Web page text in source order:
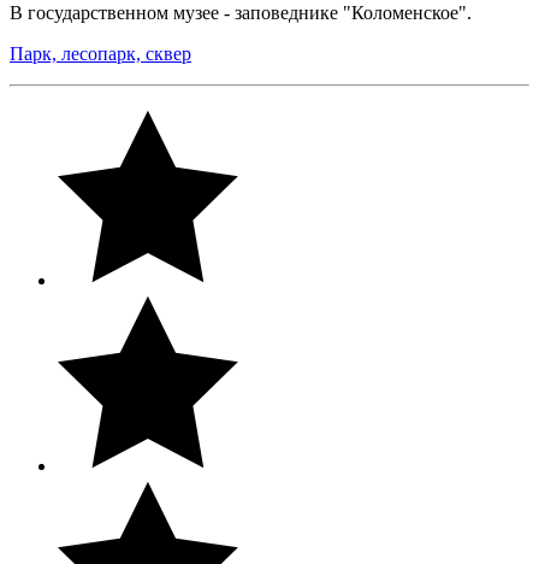
В государственном музее - заповеднике "Коломенское".
Парк, лесопарк, сквер